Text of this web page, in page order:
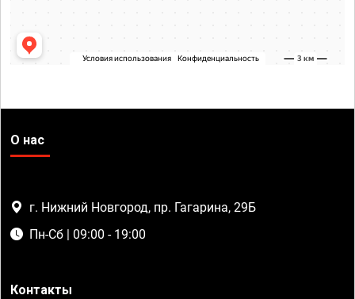
О нас
г. Нижний Новгород, пр. Гагарина, 29Б
Пн-Сб | 09:00 - 19:00
Контакты